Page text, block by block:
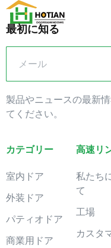
最初に知る
製品やニュースの最新
てください。
カテゴリー
室内ドア
外装ドア
パティオドア
商業用ドア
高速リ
私たち
て
工場
カスタ